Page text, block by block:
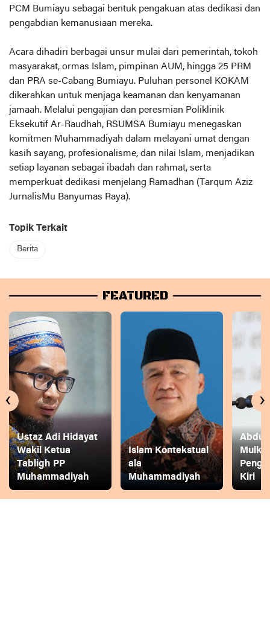
PCM Bumiayu sebagai bentuk pengakuan atas dedikasi dan
pengabdian kemanusiaan mereka.
Acara dihadiri berbagai unsur mulai dari pemerintah, tokoh
masyarakat, ormas Islam, pimpinan AUM, hingga 25 PRM
dan PRA se-Cabang Bumiayu. Puluhan personel KOKAM
dikerahkan untuk menjaga keamanan dan kenyamanan
jamaah. Melalui pengajian dan peresmian Poliklinik
Eksekutif Ar-Raudhah, RSUMSA Bumiayu menegaskan
komitmen Muhammadiyah dalam melayani umat dengan
kasih sayang, profesionalisme, dan nilai Islam, menjadikan
setiap layanan sebagai ibadah dan rahmat, serta
memperkuat dedikasi menjelang Ramadhan (Tarqum Aziz
JurnalisMu Banyumas Raya).
Topik Terkait
Berita
FEATURED
Ustaz Adi Hidayat
Wakil Ketua
Tabligh PP
Muhammadiyah
Islam Kontekstual
ala
Muhammadiyah
Abdul
Kiri
‹ ›